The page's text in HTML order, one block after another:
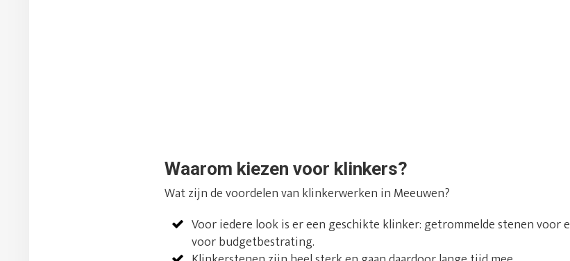
Waarom kiezen voor klinkers?
Wat zijn de voordelen van klinkerwerken in Meeuwen?
Voor iedere look is er een geschikte klinker: getrommelde stenen
voor budgetbestrating.